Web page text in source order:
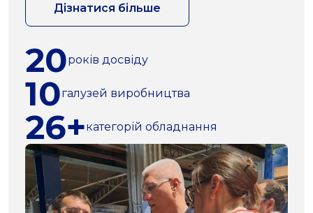
Дізнатися більше
20років досвіду
10галузей виробництва
26+категорій обладнання